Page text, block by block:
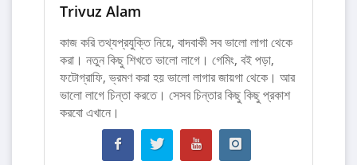
Trivuz Alam
কাজ করি তথ্যপ্রযুক্তি নিয়ে, বাদবাকী সব ভালো লাগা থেকে
করা। নতুন কিছু শিখতে ভালো লাগে। গেমিং, বই পড়া,
ফটোগ্রাফি, ভ্রমণ করা হয় ভালো লাগার জায়গা থেকে। আর
ভালো লাগে চিন্তা করতে। সেসব চিন্তার কিছু কিছু প্রকাশ
করবো এখানে।